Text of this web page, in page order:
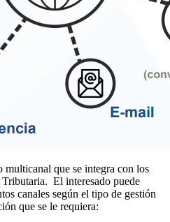
multicanal que se integra con los
El interesado puede
canales según el tipo de gestión
que se le requiera: